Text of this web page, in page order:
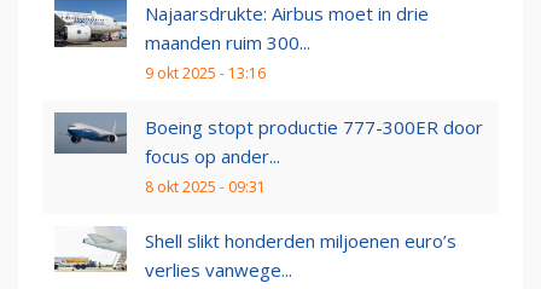
Najaarsdrukte: Airbus moet in drie
maanden ruim 300...
9 okt 2025 - 13:16
Boeing stopt productie 777-300ER door
focus op ander...
8 okt 2025 - 09:31
Shell slikt honderden miljoenen euro’s
verlies vanwege...